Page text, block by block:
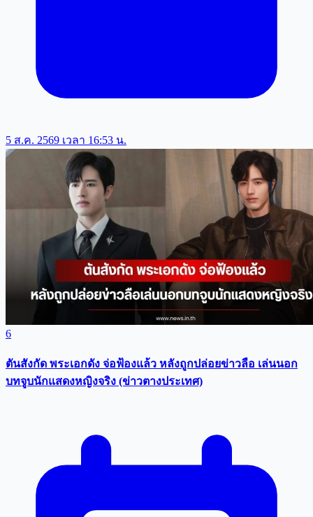
5 ส.ค. 2569 เวลา 16:53 น.
6
ตันสังกัด พระเอกดัง จ่อฟ้องแล้ว หลังถูกปล่อยข่าวลือ เล่นนอก
บทจูบนักแสดงหญิงจริง (ข่าวตางประเทศ)